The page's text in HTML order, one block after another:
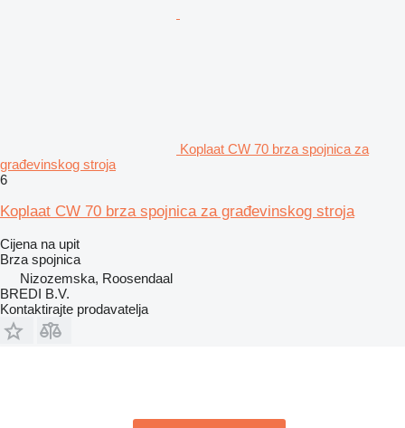
Koplaat CW 70 brza spojnica za
građevinskog stroja
6
Koplaat CW 70 brza spojnica za građevinskog stroja
Cijena na upit
Brza spojnica
Nizozemska, Roosendaal
BREDI B.V.
Kontaktirajte prodavatelja